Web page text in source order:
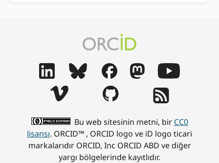
Bu web sitesinin metni, bir CC0
lisansı. ORCID™ , ORCID logo ve iD logo ticari
markalarıdır ORCID, Inc ORCID ABD ve diğer
yargı bölgelerinde kayıtlıdır.